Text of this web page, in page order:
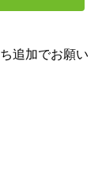
追加でお願い